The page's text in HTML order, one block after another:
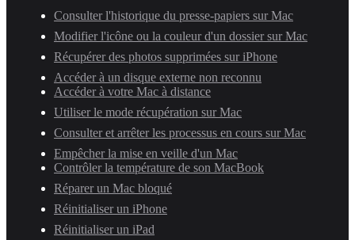
Consulter l'historique du presse-papiers sur Mac
Modifier l'icône ou la couleur d'un dossier sur Mac
Récupérer des photos supprimées sur iPhone
Accéder à un disque externe non reconnu
Accéder à votre Mac à distance
Utiliser le mode récupération sur Mac
Consulter et arrêter les processus en cours sur Mac
Empêcher la mise en veille d'un Mac
Contrôler la température de son MacBook
Réparer un Mac bloqué
Réinitialiser un iPhone
Réinitialiser un iPad